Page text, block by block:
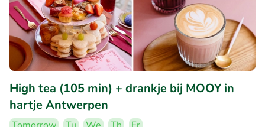
High tea (105 min) + drankje bij MOOY in
hartje Antwerpen